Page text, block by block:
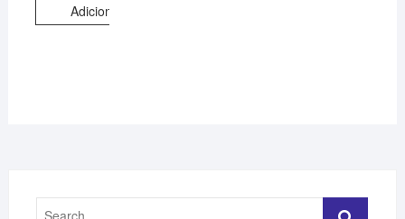
Adicionar
Search